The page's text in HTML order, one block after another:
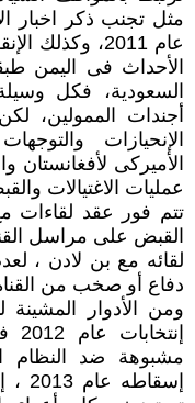
مثل تجنب ذكر اخبار
عام 2011،
الأحداث فى اليمن
السعودية، فكل
أجندات الممولين،
الإنحيازات
عمليات الاغتيالات
تتم فور عقد لقاءات
القبض على مراسل
لقائه مع بن لادن ،
دفاع أو صخب من
ومن الأدوار
مشبوهة ضد النظام